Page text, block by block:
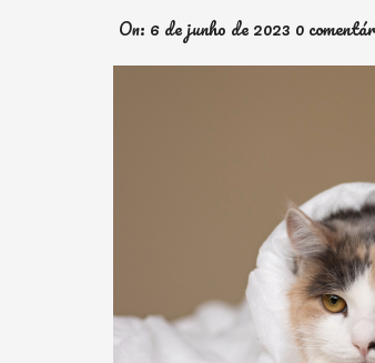
On: 6 de junho de 2023 0